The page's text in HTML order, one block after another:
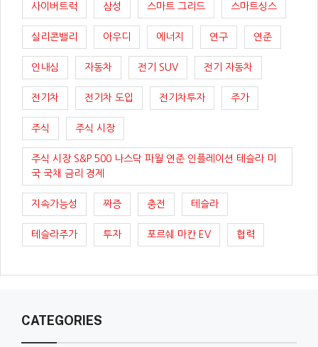
사이버트럭 삼성 스마트 그리드 스마트싱스
실리콘밸리 아우디 에너지 연구 연준
인내심 자동차 전기 SUV 전기 자동차
전기차 전기차 도입 전기차투자 주가
주식 주식 시장
주식 시장 S&P 500 나스닥 파월 연준 인플레이션 테슬라 미
국 국채 금리 경제
지속가능성 짜증 충전 테슬라
테슬라주가 투자 포르쉐 마칸 EV 협력
CATEGORIES